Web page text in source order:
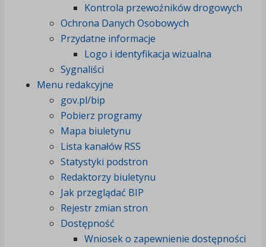
Kontrola przewoźników drogowych
Ochrona Danych Osobowych
Przydatne informacje
Logo i identyfikacja wizualna
Sygnaliści
Menu redakcyjne
gov.pl/bip
Pobierz programy
Mapa biuletynu
Lista kanałów RSS
Statystyki podstron
Redaktorzy biuletynu
Jak przeglądać BIP
Rejestr zmian stron
Dostępność
Wniosek o zapewnienie dostępności